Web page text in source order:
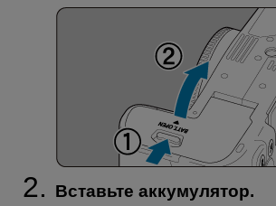
Вставьте аккумулятор.